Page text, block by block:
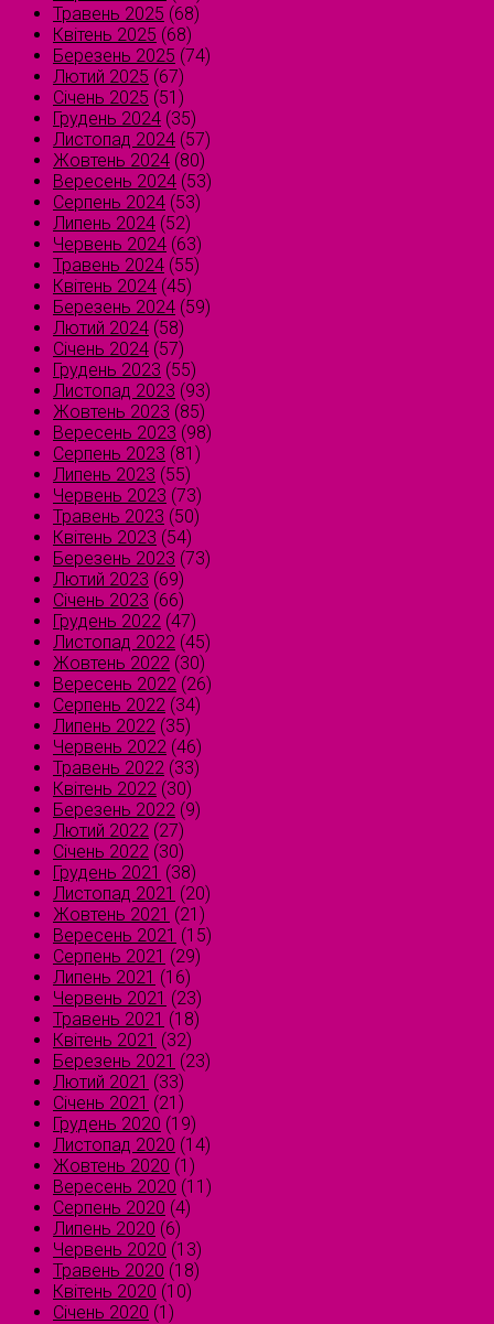
Травень 2025 (68)
Квітень 2025 (68)
Березень 2025 (74)
Лютий 2025 (67)
Січень 2025 (51)
Грудень 2024 (35)
Листопад 2024 (57)
Жовтень 2024 (80)
Вересень 2024 (53)
Серпень 2024 (53)
Липень 2024 (52)
Червень 2024 (63)
Травень 2024 (55)
Квітень 2024 (45)
Березень 2024 (59)
Лютий 2024 (58)
Січень 2024 (57)
Грудень 2023 (55)
Листопад 2023 (93)
Жовтень 2023 (85)
Вересень 2023 (98)
Серпень 2023 (81)
Липень 2023 (55)
Червень 2023 (73)
Травень 2023 (50)
Квітень 2023 (54)
Березень 2023 (73)
Лютий 2023 (69)
Січень 2023 (66)
Грудень 2022 (47)
Листопад 2022 (45)
Жовтень 2022 (30)
Вересень 2022 (26)
Серпень 2022 (34)
Липень 2022 (35)
Червень 2022 (46)
Травень 2022 (33)
Квітень 2022 (30)
Березень 2022 (9)
Лютий 2022 (27)
Січень 2022 (30)
Грудень 2021 (38)
Листопад 2021 (20)
Жовтень 2021 (21)
Вересень 2021 (15)
Серпень 2021 (29)
Липень 2021 (16)
Червень 2021 (23)
Травень 2021 (18)
Квітень 2021 (32)
Березень 2021 (23)
Лютий 2021 (33)
Січень 2021 (21)
Грудень 2020 (19)
Листопад 2020 (14)
Жовтень 2020 (1)
Вересень 2020 (11)
Серпень 2020 (4)
Липень 2020 (6)
Червень 2020 (13)
Травень 2020 (18)
Квітень 2020 (10)
Січень 2020 (1)